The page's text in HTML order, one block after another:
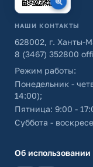
НАШИ КОНТАКТЫ
628002, г. Ханты-
8 (3467) 352800
Режим работы:
Понедельник -
14:00);
Пятница: 9:00 -
Суббота -
Об